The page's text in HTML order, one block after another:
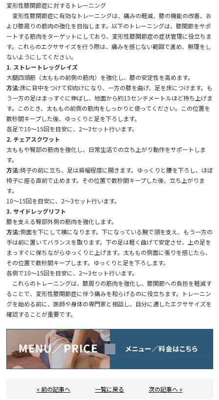
変形性膝関節症に対するトレーニング
変形性膝関節症に有効なトレーニングは、痛みの軽減、膝の機能の改善、お
よび膝周りの筋肉の強化を目指します。以下のトレーニングは、膝関節をサポ
ートする筋肉をターゲットにしており、変形性膝関節症の症状管理に役立ちま
す。これらのエクササイズを行う際は、痛みを感じない範囲で進め、無理をし
ないようにしてください。
1. ストレートレッグレイズ
大腿四頭筋（太ももの前側の筋肉）を強化し、膝の安定性を高めます。
方法:床に背中をつけて仰向けになり、一方の膝を曲げ、足を床につけます。も
う一方の足はまっすぐに伸ばし、地面から約15センチメートルほど持ち上げま
す。このとき、太ももの前側の筋肉をしっかりと使ってください。この位置を
数秒間キープした後、ゆっくりと足を下ろします。
各足で10～15回を目安に、2～3セット行います。
2. チェアスクワット
太ももや臀部の筋肉を強化し、日常生活での立ち上がり動作をサポートしま
す。
方法:椅子の前に立ち、足は肩幅程度に開きます。ゆっくりと腰を下ろし、ほぼ
椅子に座る直前で止めます。その位置で数秒間キープした後、立ち上がりま
す。
10～15回を目安に、2～3セット行います。
3. サイドレッグリフト
膝を支える臀部外側の筋肉を強化します。
方法:側面を下にして横になります。下になっている腕で頭を支え、もう一方の
手は前に置いてバランスを取ります。下の足は軽く曲げて安定させ、上の足を
まっすぐに保ちながらゆっくりと上げます。太ももの側面に張りを感じたら、
その位置で数秒間キープします。ゆっくりと足を下ろします。
各側で10～15回を目安に、2～3セット行います。
これらのトレーニングは、膝周りの筋肉を強化し、膝関節への負担を軽減す
ることで、変形性膝関節症に伴う痛みを和らげるのに役立ちます。トレーニン
グを始める前に、医師や身体の専門家と相談し、自分に適したエクササイズを
確認することが重要です。
« 前の記事へ 一覧に戻る 次の記事へ »